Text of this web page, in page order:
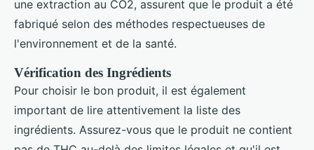
une extraction au CO2, assurent que le produit a été
fabriqué selon des méthodes respectueuses de
l'environnement et de la santé.
Vérification des Ingrédients
Pour choisir le bon produit, il est également
important de lire attentivement la liste des
ingrédients. Assurez-vous que le produit ne contient